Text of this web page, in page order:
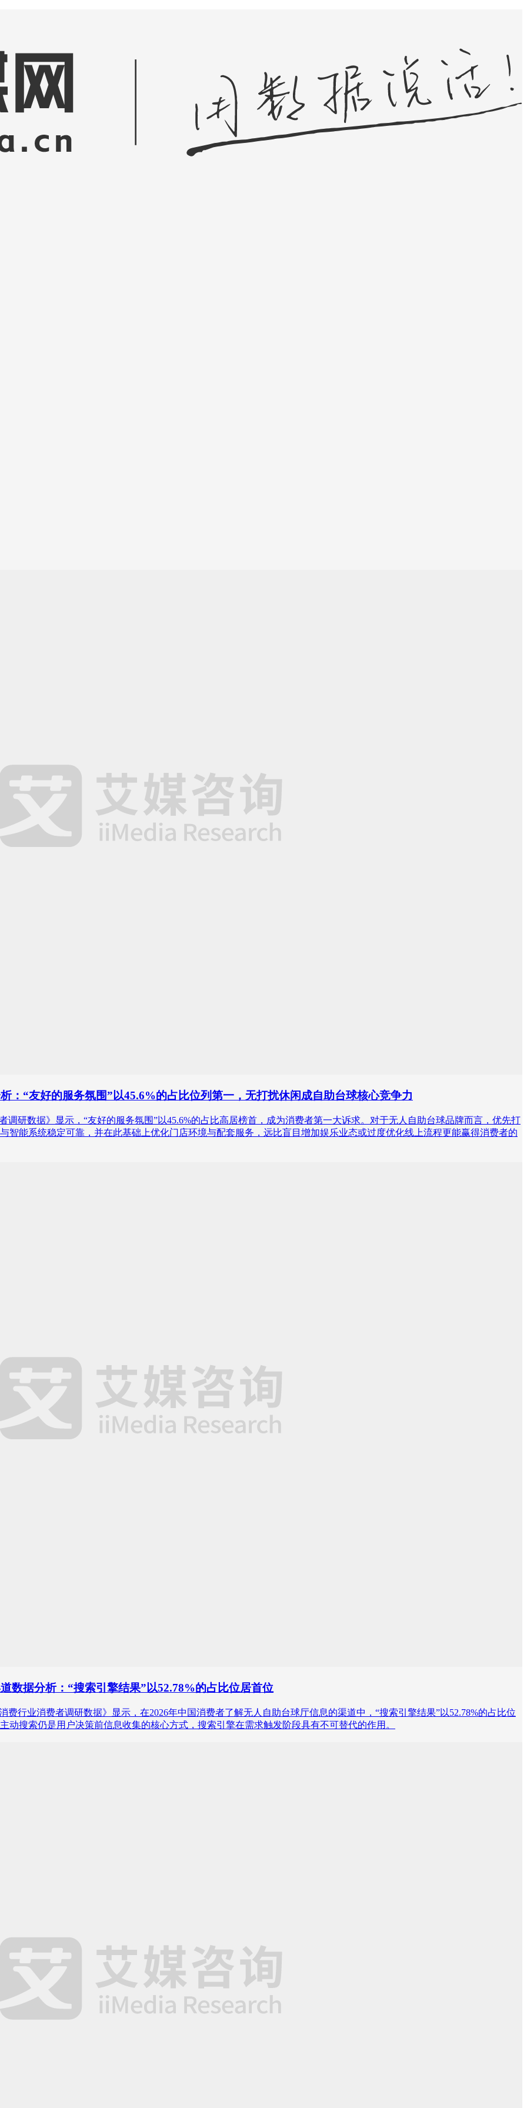
：“友好的服务氛围”以45.6%的占比位列第一，无打扰休闲成自助台球核心竞争力
调研数据》显示，“友好的服务氛围”以45.6%的占比高居榜首，成为消费者第一大诉求。对于无人自助台球品牌而言，优先打
智能系统稳定可靠，并在此基础上优化门店环境与配套服务，远比盲目增加娱乐业态或过度优化线上流程更能赢得消费者的
数据分析：“搜索引擎结果”以52.78%的占比位居首位
费行业消费者调研数据》显示，在2026年中国消费者了解无人自助台球厅信息的渠道中，“搜索引擎结果”以52.78%的占比位
搜索仍是用户决策前信息收集的核心方式，搜索引擎在需求触发阶段具有不可替代的作用。